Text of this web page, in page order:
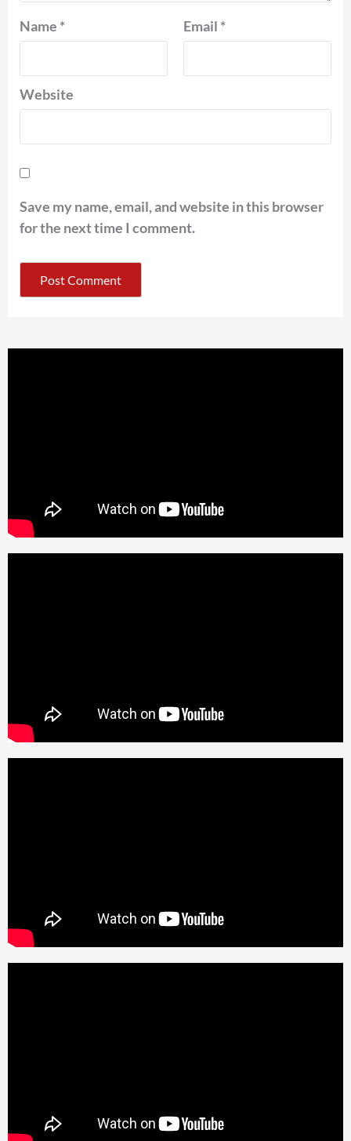
Name * Email *
Website
Save my name, email, and website in this browser
for the next time I comment.